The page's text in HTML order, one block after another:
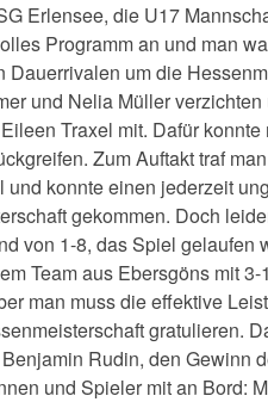
Erlensee, die U17
Programm an und man
um die
und Nelia Müller
Traxel mit. Dafür
Zum Auftakt traf
konnte einen jederzeit
gekommen. Doch
von 1-8, das Spiel
Team aus Ebersgöns mit
man muss die effektive
gratulieren.
Rudin, den Gewinn
und Spieler mit an Bord: